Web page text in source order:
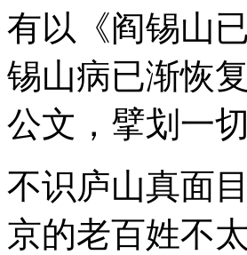
有以《阎锡山
锡山病已渐恢
公文，擘划一切
不识庐山真面
京的老百姓不